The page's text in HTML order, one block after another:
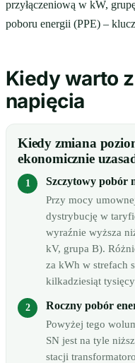
przyłączeniową w kW,
poboru energii (PPE) –
Kiedy warto
napięcia
Kiedy zmiana
ekonomicznie
Szczytowy pobór
Przy mocy
dystrybucję w
wyraźnie wyższa
kV, grupa B).
za kWh w strefach
kilkadziesiąt
Roczny pobór
Powyżej tego
SN jest na tyle
stacji